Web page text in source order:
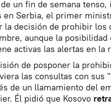
un fin de semana
en Serbia, el primer
la decisión de prohibir los
aunque la
activas las alertas en la
de posponer la
las consultas con sus
de un llamamiento del
Él pidió que Kosovo